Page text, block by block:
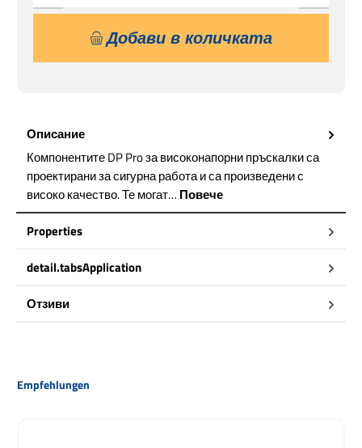
Добави в количката
Описание
Компонентите DP Pro за високонапорни пръскалки са
проектирани за сигурна работа и са произведени с
високо качество. Те могат… Повече
Properties
detail.tabsApplication
Отзиви
Пропуснете продуктовата галерия
Empfehlungen